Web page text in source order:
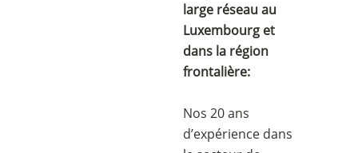
large réseau au
Luxembourg et
dans la région
frontalière:
Nos 20 ans
d’expérience dans